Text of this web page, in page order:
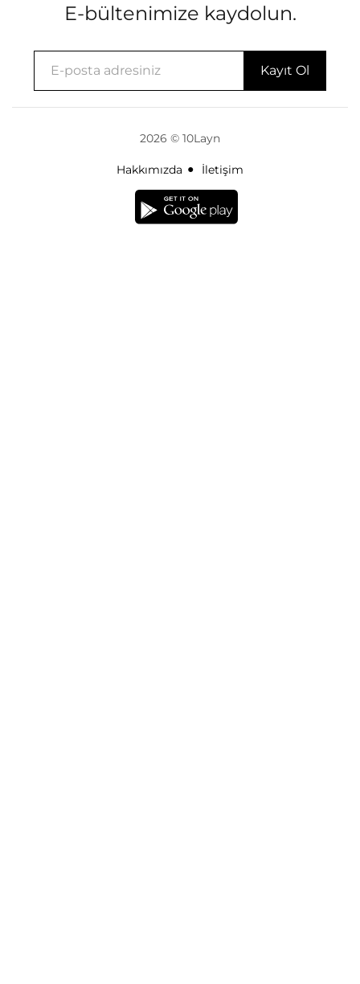
E-bültenimize kaydolun.
2026 © 10Layn
Hakkımızda İletişim